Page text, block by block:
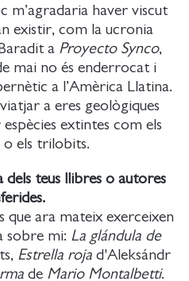
m’agradaria haver viscut
existir, com la ucronia
a Proyecto Synco,
mai no és enderrocat i
a l’Amèrica Llatina.
a eres geològiques
extintes com els
o els trilobits.
dels teus llibres o autores
que ara mateix exerceixen
sobre mi: La glándula de
Estrella roja d'Aleksándr
de Mario Montalbetti.